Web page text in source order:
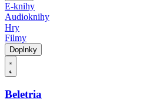
E-knihy
Audioknihy
Hry
Filmy
Doplnky
Beletria